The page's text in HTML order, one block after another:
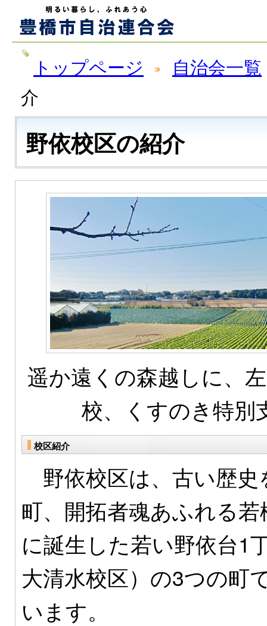
トップページ
自治会一覧
介
野依校区の紹介
遥か遠くの森越しに、
校、くすのき特別
校区紹介
野依校区は、古い歴史
町、開拓者魂あふれる
に誕生した若い野依台1
大清水校区）の3つの町
います。